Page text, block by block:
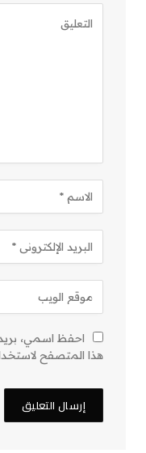
احفظ اسمي،
هذا المتصفح